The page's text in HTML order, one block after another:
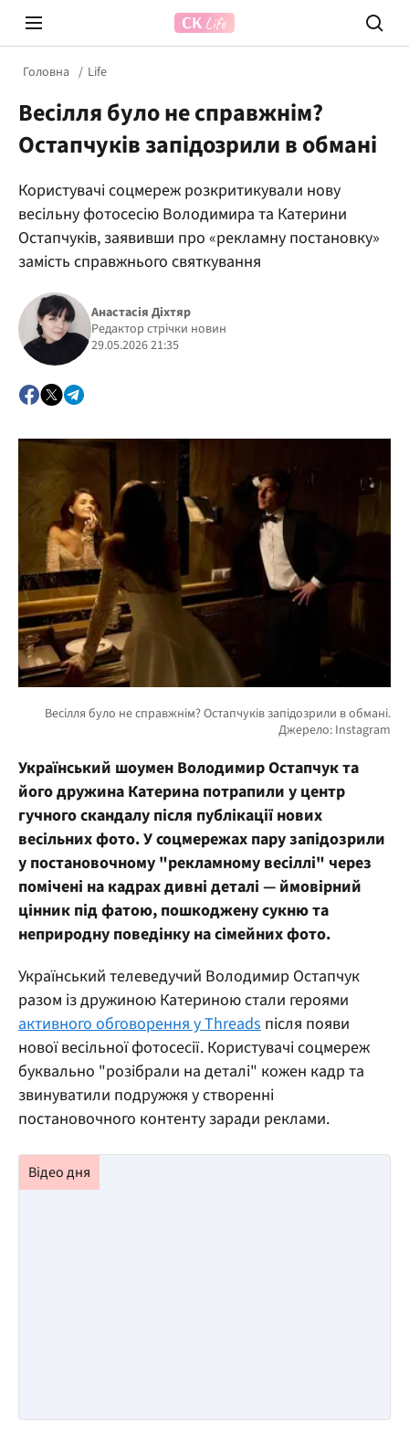
Prosecco Time
Головна Life
Весілля було не справжнім?
Остапчуків запідозрили в обмані
Користувачі соцмереж розкритикували нову
весільну фотосесію Володимира та Катерини
Остапчуків, заявивши про «рекламну постановку»
замість справжнього святкування
Анастасія Діхтяр
Редактор стрічки новин
29.05.2026 21:35
Український шоумен Володимир Остапчук та
його дружина Катерина потрапили у центр
гучного скандалу після публікації нових
весільних фото. У соцмережах пару запідозрили
у постановочному "рекламному весіллі" через
помічені на кадрах дивні деталі — ймовірний
цінник під фатою, пошкоджену сукню та
неприродну поведінку на сімейних фото.
Український телеведучий Володимир Остапчук
разом із дружиною Катериною стали героями
активного обговорення у Threads після появи
нової весільної фотосесії. Користувачі соцмереж
буквально "розібрали на деталі" кожен кадр та
звинуватили подружжя у створенні
постановочного контенту заради реклами.